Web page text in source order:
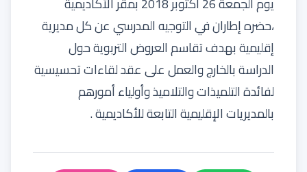
،حضره إطاران في التوجيه المدرسي عن كل مديرية
إقليمية بهدف تقاسم العروض التربوية حول
الدراسة بالخارج والعمل على عقد لقاءات تحسيسية
لفائدة التلميذات والتلاميذ وأولياء أمورهم
بالمديريات الإقليمية التابعة للأكاديمية .